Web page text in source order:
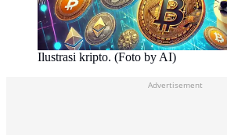
Ilustrasi kripto. (Foto by AI)
Advertisement